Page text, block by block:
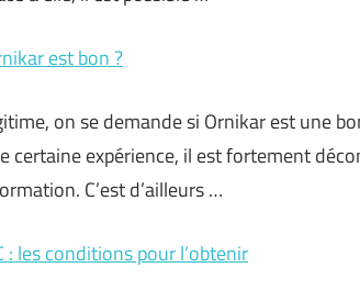
est bon ?
on se demande si Ornikar est une
certaine expérience, il est fortement
C’est d’ailleurs …
: les conditions pour l’obtenir